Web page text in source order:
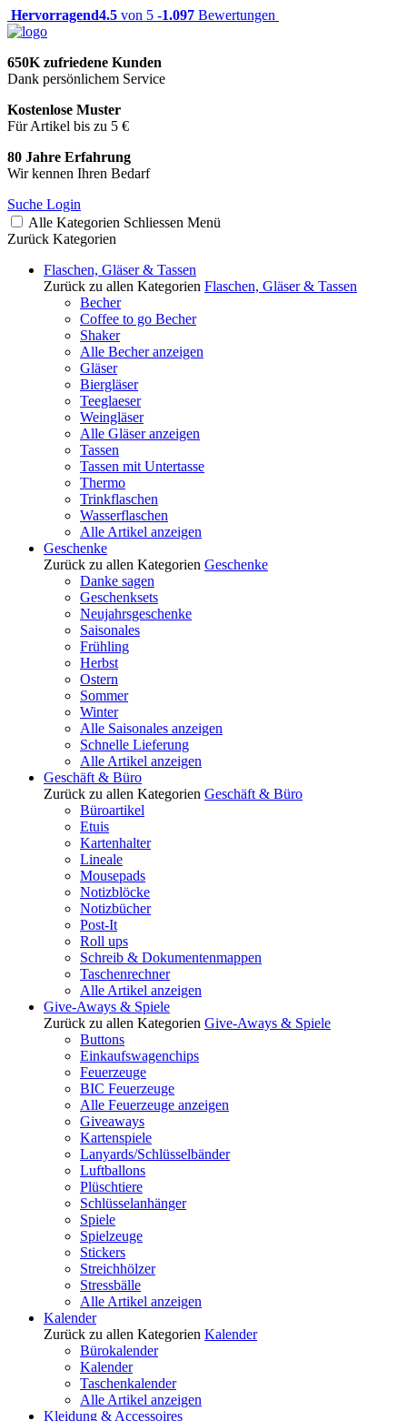
Hervorragend4.5 von 5 -1.097 Bewertungen
650K zufriedene Kunden
Dank persönlichem Service
Kostenlose Muster
Für Artikel bis zu 5 €
80 Jahre Erfahrung
Wir kennen Ihren Bedarf
Suche Login
Alle Kategorien Schliessen Menü
Zurück Kategorien
Flaschen, Gläser & Tassen
Zurück zu allen Kategorien Flaschen, Gläser & Tassen
Becher
Coffee to go Becher
Shaker
Alle Becher anzeigen
Gläser
Biergläser
Teeglaeser
Weingläser
Alle Gläser anzeigen
Tassen
Tassen mit Untertasse
Thermo
Trinkflaschen
Wasserflaschen
Alle Artikel anzeigen
Geschenke
Zurück zu allen Kategorien Geschenke
Danke sagen
Geschenksets
Neujahrsgeschenke
Saisonales
Frühling
Herbst
Ostern
Sommer
Winter
Alle Saisonales anzeigen
Schnelle Lieferung
Alle Artikel anzeigen
Geschäft & Büro
Zurück zu allen Kategorien Geschäft & Büro
Büroartikel
Etuis
Kartenhalter
Lineale
Mousepads
Notizblöcke
Notizbücher
Post-It
Roll ups
Schreib & Dokumentenmappen
Taschenrechner
Alle Artikel anzeigen
Give-Aways & Spiele
Zurück zu allen Kategorien Give-Aways & Spiele
Buttons
Einkaufswagenchips
Feuerzeuge
BIC Feuerzeuge
Alle Feuerzeuge anzeigen
Giveaways
Kartenspiele
Lanyards/Schlüsselbänder
Luftballons
Plüschtiere
Schlüsselanhänger
Spiele
Spielzeuge
Stickers
Streichhölzer
Stressbälle
Alle Artikel anzeigen
Kalender
Zurück zu allen Kategorien Kalender
Bürokalender
Kalender
Taschenkalender
Alle Artikel anzeigen
Kleidung & Accessoires